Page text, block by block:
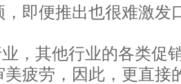
，即便推出也很难激发
，其他行业的各类促
美疲劳，因此，更直接